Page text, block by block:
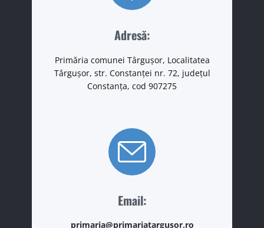
frumoasă pădure de salcâmi și pini, pe lângă
MAI MULTE INFORMAȚII
Adresă:
Primăria comunei Târgușor, Localitatea
Târgușor, str. Constanței nr. 72, județul
Constanța, cod 907275
Email:
primaria@primariatargusor.ro